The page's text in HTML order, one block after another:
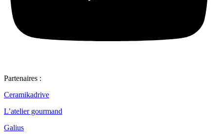
Partenaires :
Ceramikadrive
L’atelier gourmand
Galius